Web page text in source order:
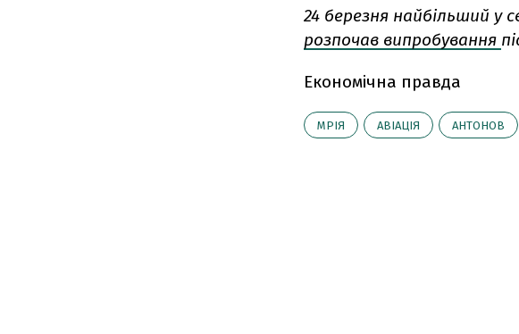
24 березня найбільший у
розпочав випробування
Економічна правда
МРІЯ АВІАЦІЯ АНТОНОВ